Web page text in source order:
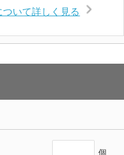
いて詳しく見る
個